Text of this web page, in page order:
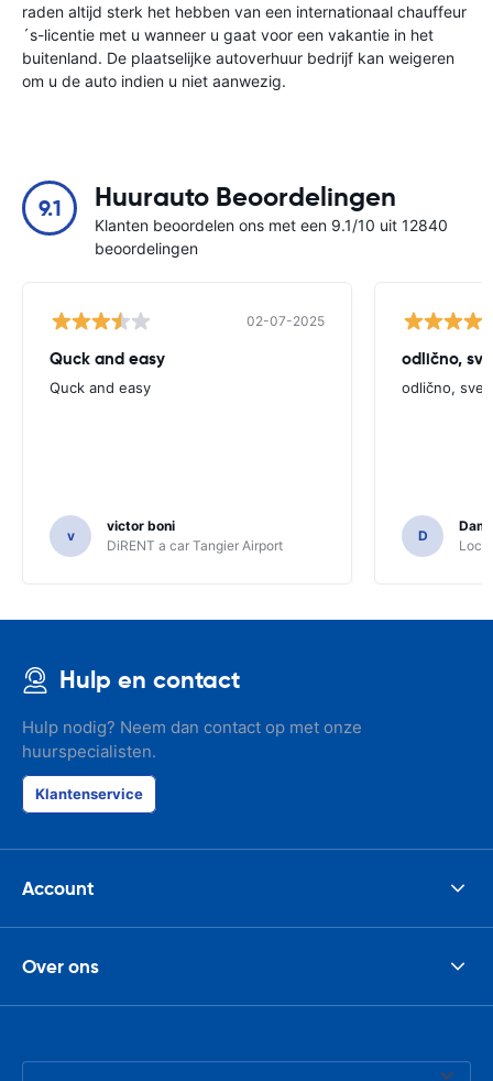
raden altijd sterk het hebben van een internationaal chauffeur
´s-licentie met u wanneer u gaat voor een vakantie in het
buitenland. De plaatselijke autoverhuur bedrijf kan weigeren
om u de auto indien u niet aanwezig.
9.1 Huurauto Beoordelingen
Klanten beoordelen ons met een 9.1/10 uit 12840
beoordelingen
02-07-2025
Quck and easy
Quck and easy
v
victor boni
DiRENT a car Tangier Airport
odlično,
odlično, sve
D
Hulp en contact
Hulp nodig? Neem dan contact op met onze
huurspecialisten.
Klantenservice
Account
Over ons